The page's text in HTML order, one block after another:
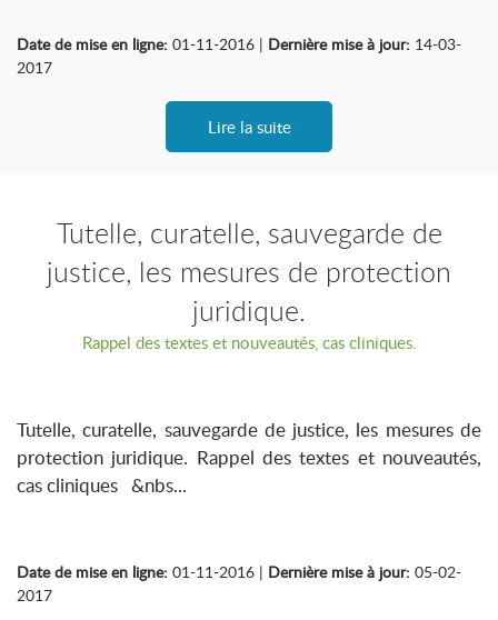
Date de mise en ligne: 01-11-2016 | Dernière mise à jour: 14-03-
2017
Lire la suite
Tutelle, curatelle, sauvegarde de
justice, les mesures de protection
juridique.
Rappel des textes et nouveautés, cas cliniques.
Tutelle, curatelle, sauvegarde de justice, les mesures de
protection juridique. Rappel des textes et nouveautés,
cas cliniques &nbs...
Date de mise en ligne: 01-11-2016 | Dernière mise à jour: 05-02-
2017